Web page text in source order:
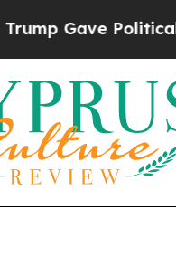
Connected